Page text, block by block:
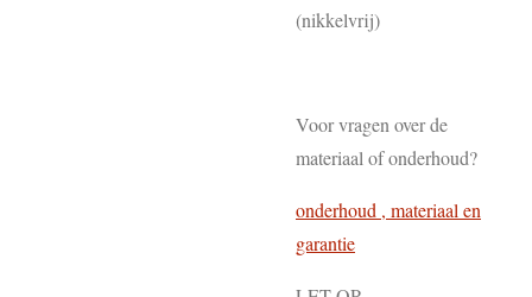
(nikkelvrij)
Voor vragen over de
materiaal of onderhoud?
onderhoud , materiaal en
garantie